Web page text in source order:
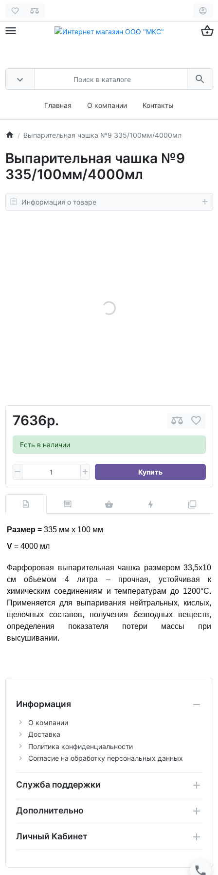
Главная О компании Контакты
Выпарительная чашка №9 335/100мм/4000мл
Выпарительная чашка №9
335/100мм/4000мл
Информация о товаре
7636р.
Есть в наличии
Купить
Размер = 335 мм х 100 мм
V = 4000 мл
Фарфоровая выпарительная чашка размером 33,5х10
см объемом 4 литра – прочная, устойчивая к
химическим соединениям и температурам до 1200°С.
Применяется для выпаривания нейтральных, кислых,
щелочных составов, получения безводных веществ,
определения показателя потери массы при
высушивании.
Информация
О компании
Доставка
Политика конфиденциальности
Согласие на обработку персональных данных
Служба поддержки
Дополнительно
Личный Кабинет